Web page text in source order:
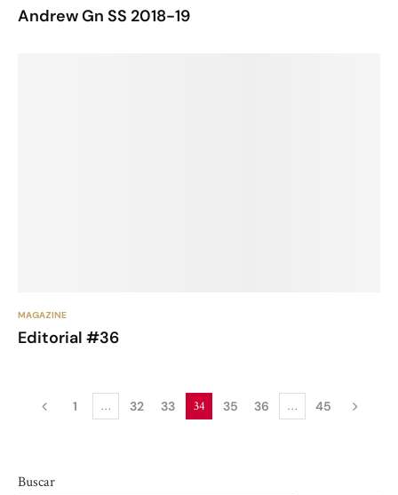
Andrew Gn SS 2018-19
MAGAZINE
Editorial #36
1 … 32 33 34 35 36 … 45
Buscar